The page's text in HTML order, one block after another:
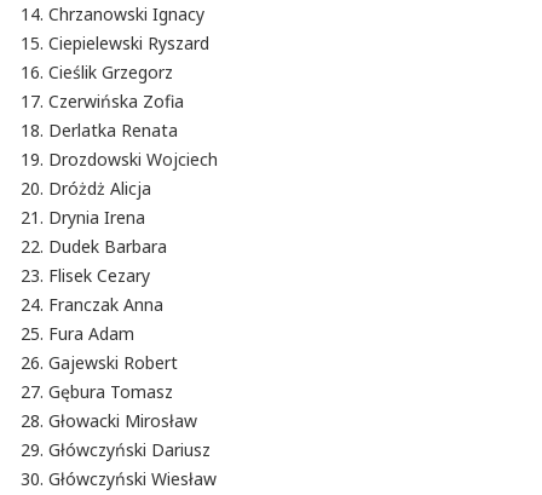
Chrzanowski Ignacy
Ciepielewski Ryszard
Cieślik Grzegorz
Czerwińska Zofia
Derlatka Renata
Drozdowski Wojciech
Dróżdż Alicja
Drynia Irena
Dudek Barbara
Flisek Cezary
Franczak Anna
Fura Adam
Gajewski Robert
Gębura Tomasz
Głowacki Mirosław
Główczyński Dariusz
Główczyński Wiesław